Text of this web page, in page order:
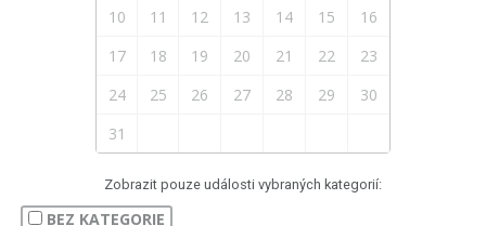
10
11 12 13 14 15
16
17
18 19 20 21 22
23
24
25 26 27 28 29
30
31
Zobrazit pouze události vybraných kategorií:
BEZ KATEGORIE